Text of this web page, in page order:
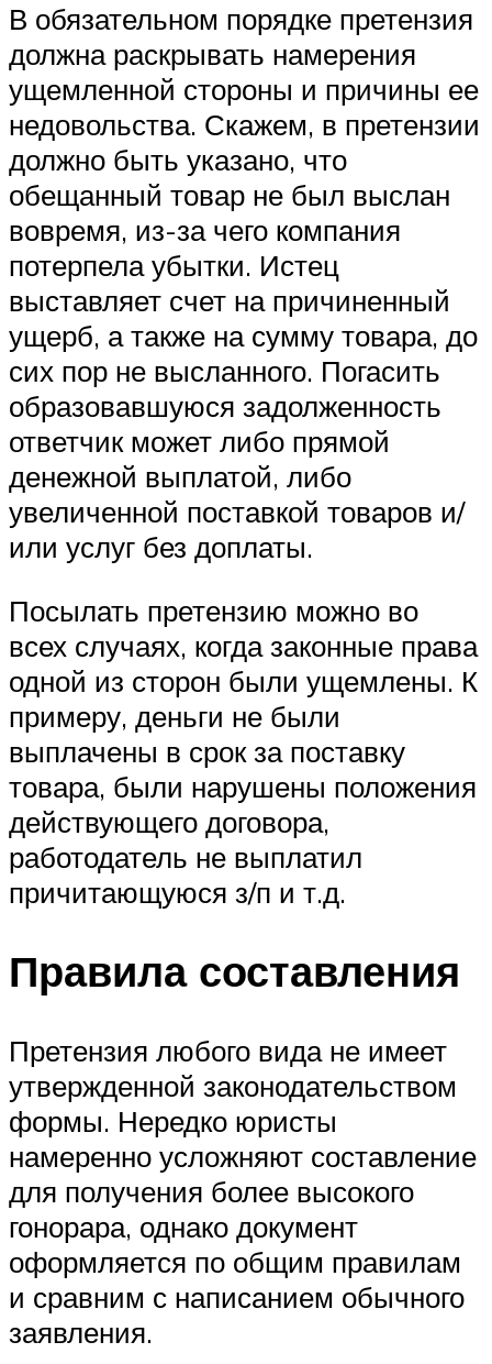
В обязательном порядке претензия
должна раскрывать намерения
ущемленной стороны и причины ее
недовольства. Скажем, в претензии
должно быть указано, что
обещанный товар не был выслан
вовремя, из-за чего компания
потерпела убытки. Истец
выставляет счет на причиненный
ущерб, а также на сумму товара, до
сих пор не высланного. Погасить
образовавшуюся задолженность
ответчик может либо прямой
денежной выплатой, либо
увеличенной поставкой товаров и/
или услуг без доплаты.
Посылать претензию можно во
всех случаях, когда законные права
одной из сторон были ущемлены. К
примеру, деньги не были
выплачены в срок за поставку
товара, были нарушены положения
действующего договора,
работодатель не выплатил
причитающуюся з/п и т.д.
Правила составления
Претензия любого вида не имеет
утвержденной законодательством
формы. Нередко юристы
намеренно усложняют составление
для получения более высокого
гонорара, однако документ
оформляется по общим правилам
и сравним с написанием обычного
заявления.